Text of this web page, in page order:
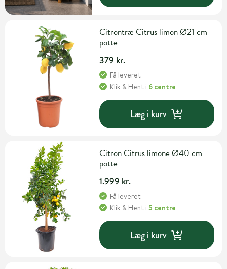
Citrontræ Citrus limon Ø21 cm
potte
379 kr.
Få leveret
Klik & Hent i 6 centre
Læg i kurv
Citron Citrus limone Ø40 cm
potte
1.999 kr.
Få leveret
Klik & Hent i5 centre
Læg i kurv